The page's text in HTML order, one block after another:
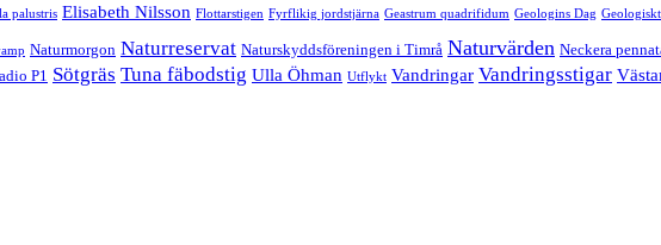
palustris Elisabeth Nilsson Flottarstigen Fyrflikig jordstjärna Geastrum quadrifidum Geologins Dag
Naturmorgon Naturreservat Naturskyddsföreningen i Timrå Naturvärden Neckera
P1 Sötgräs Tuna fäbodstig Ulla Öhman Utflykt Vandringar Vandringsstigar